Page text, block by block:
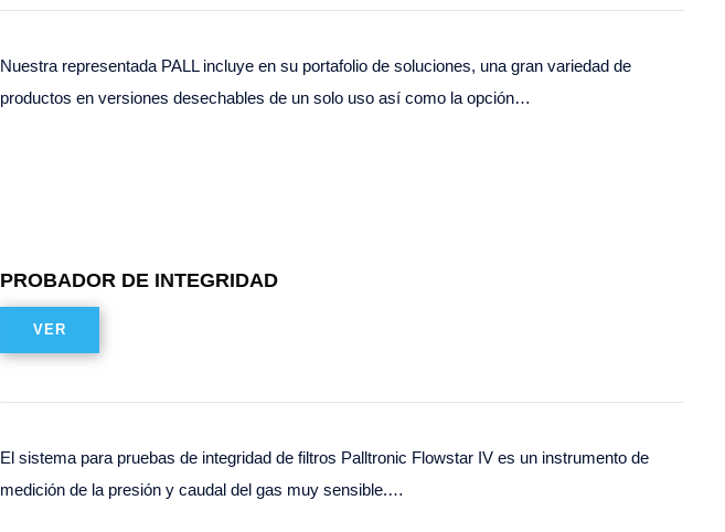
Nuestra representada PALL incluye en su portafolio de soluciones, una gran variedad de
productos en versiones desechables de un solo uso así como la opción…
PROBADOR DE INTEGRIDAD
VER
El sistema para pruebas de integridad de filtros Palltronic Flowstar IV es un instrumento de
medición de la presión y caudal del gas muy sensible.…